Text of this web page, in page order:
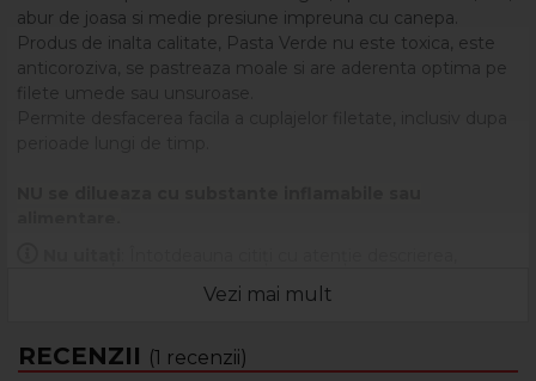
abur de joasa si medie presiune impreuna cu canepa.
Produs de inalta calitate, Pasta Verde nu este toxica, este
anticoroziva, se pastreaza moale si are aderenta optima pe
filete umede sau unsuroase.
NU se foloseste pentru GPL si oxigen.
NU se recomanda pentru etansarea filetelor din
plastic - etansarea filetelor din plastic se face numai
Vezi mai mult
eticheta și ambalajul produsului înainte de a-l utiliza!
RECENZII (1 recenzii)